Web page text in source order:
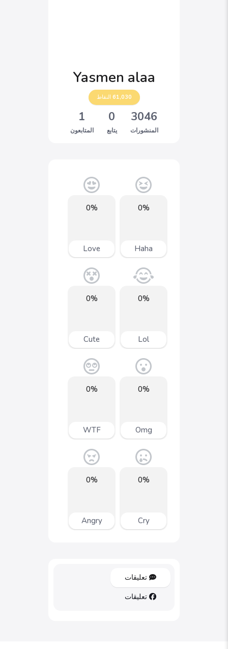
Yasmen alaa
61,030 النقاط
3046
المنشورات
0
يتابع
1
المتابعون
0%
Haha
0%
Love
0%
Lol
0%
Cute
0%
Omg
0%
WTF
0%
Cry
0%
Angry
تعليقات
تعليقات